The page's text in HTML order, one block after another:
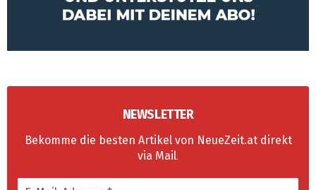
NEWSLETTER
Bekomme die besten Artikel von NeueZeit.at direkt
via Mail.